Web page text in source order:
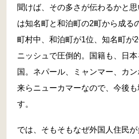
聞けば、その多さが伝わるかと
は知名町と和泊町の2町から成る
町村中、和泊町が1位、知名町が
ニッシュで圧倒的。国籍も、日
国。ネパール、ミャンマー、カ
来らニューカマーなので、今後も
す。
では、そもそもなぜ外国人住民